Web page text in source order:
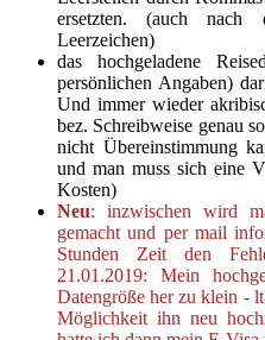
ersetzten.(auch nach
Leerzeichen)
das hochgeladene
persönlichen Angaben)
Und immer wieder
bez. Schreibweise genau
nicht Übereinstimmung
und man muss sich eine
Kosten)
Neu: inzwischen wird
gemacht und per mail
Stunden Zeit den
21.01.2019: Mein
Datengröße her zu klein -
Möglichkeit ihn neu